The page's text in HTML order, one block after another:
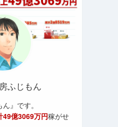
ふじもん
』です。
49億3069万円稼がせ